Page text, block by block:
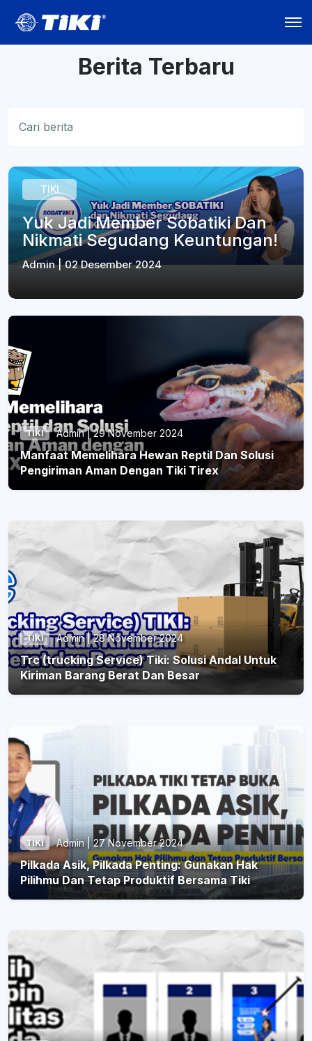
Berita Terbaru
TIKI
Yuk Jadi Member Sobatiki Dan
Nikmati Segudang Keuntungan!
Admin | 02 Desember 2024
TIKI Admin | 29 November 2024
Manfaat Memelihara Hewan Reptil Dan Solusi
Pengiriman Aman Dengan Tiki Tirex
TIKI Admin | 28 November 2024
Trc (trucking Service) Tiki: Solusi Andal Untuk
Kiriman Barang Berat Dan Besar
TIKI Admin | 27 November 2024
Pilkada Asik, Pilkada Penting: Gunakan Hak
Pilihmu Dan Tetap Produktif Bersama Tiki